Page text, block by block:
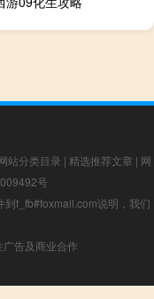
站分类目录 | 精选推荐文章 | 网
号
到f_fb#foxmail.com说明，我们
告及商业合作